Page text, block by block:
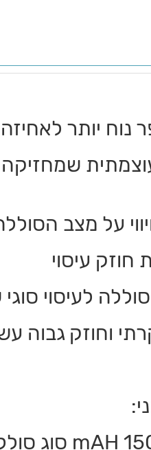
נוח יותר לאחיזה
על מצב
וחוזק גבוה